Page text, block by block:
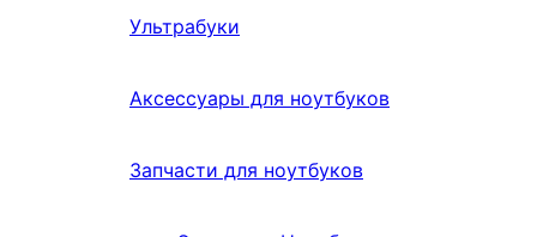
Ультрабуки
Аксессуары для ноутбуков
Запчасти для ноутбуков